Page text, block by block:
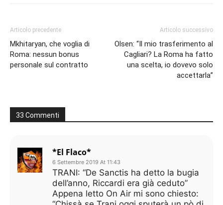
Articolo precedente
Mkhitaryan, che voglia di
Roma: nessun bonus
personale sul contratto
Articolo successivo
Olsen: “Il mio trasferimento al
Cagliari? La Roma ha fatto
una scelta, io dovevo solo
accettarla”
33 Commenti
*El Flaco*
6 Settembre 2019 At 11:43
TRANI: “De Sanctis ha detto la bugia
dell’anno, Riccardi era già ceduto”
Appena letto On Air mi sono chiesto: